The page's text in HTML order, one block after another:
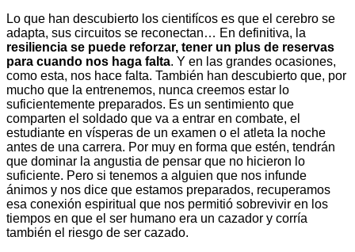
Lo que han descubierto los cientifícos es que el cerebro se
adapta, sus circuitos se reconectan… En definitiva, la
resiliencia se puede reforzar, tener un plus de reservas
para cuando nos haga falta. Y en las grandes ocasiones,
como esta, nos hace falta. También han descubierto que, por
mucho que la entrenemos, nunca creemos estar lo
suficientemente preparados. Es un sentimiento que
comparten el soldado que va a entrar en combate, el
estudiante en vísperas de un examen o el atleta la noche
antes de una carrera. Por muy en forma que estén, tendrán
que dominar la angustia de pensar que no hicieron lo
suficiente. Pero si tenemos a alguien que nos infunde
ánimos y nos dice que estamos preparados, recuperamos
esa conexión espiritual que nos permitió sobrevivir en los
tiempos en que el ser humano era un cazador y corría
también el riesgo de ser cazado.